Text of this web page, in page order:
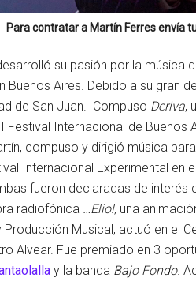
Para contratar a Martín Ferresenvía
su pasión por la música
Buenos Aires. Debido a su gran
de San Juan. Compuso Deriva,
Festival Internacional de Buenos
compuso y dirigió música
Internacional Experimental en
fueron declaradas de interés
radiofónica …Elio!, una
Producción Musical, actuó en el
Alvear. Fue premiado en 3
y la banda Bajo Fondo.